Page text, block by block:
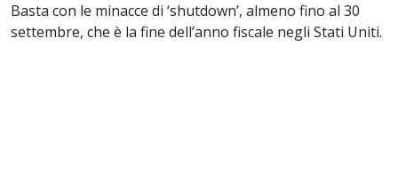
Basta con le minacce di ‘shutdown’, almeno fino al 30
settembre, che è la fine dell’anno fiscale negli Stati Uniti.